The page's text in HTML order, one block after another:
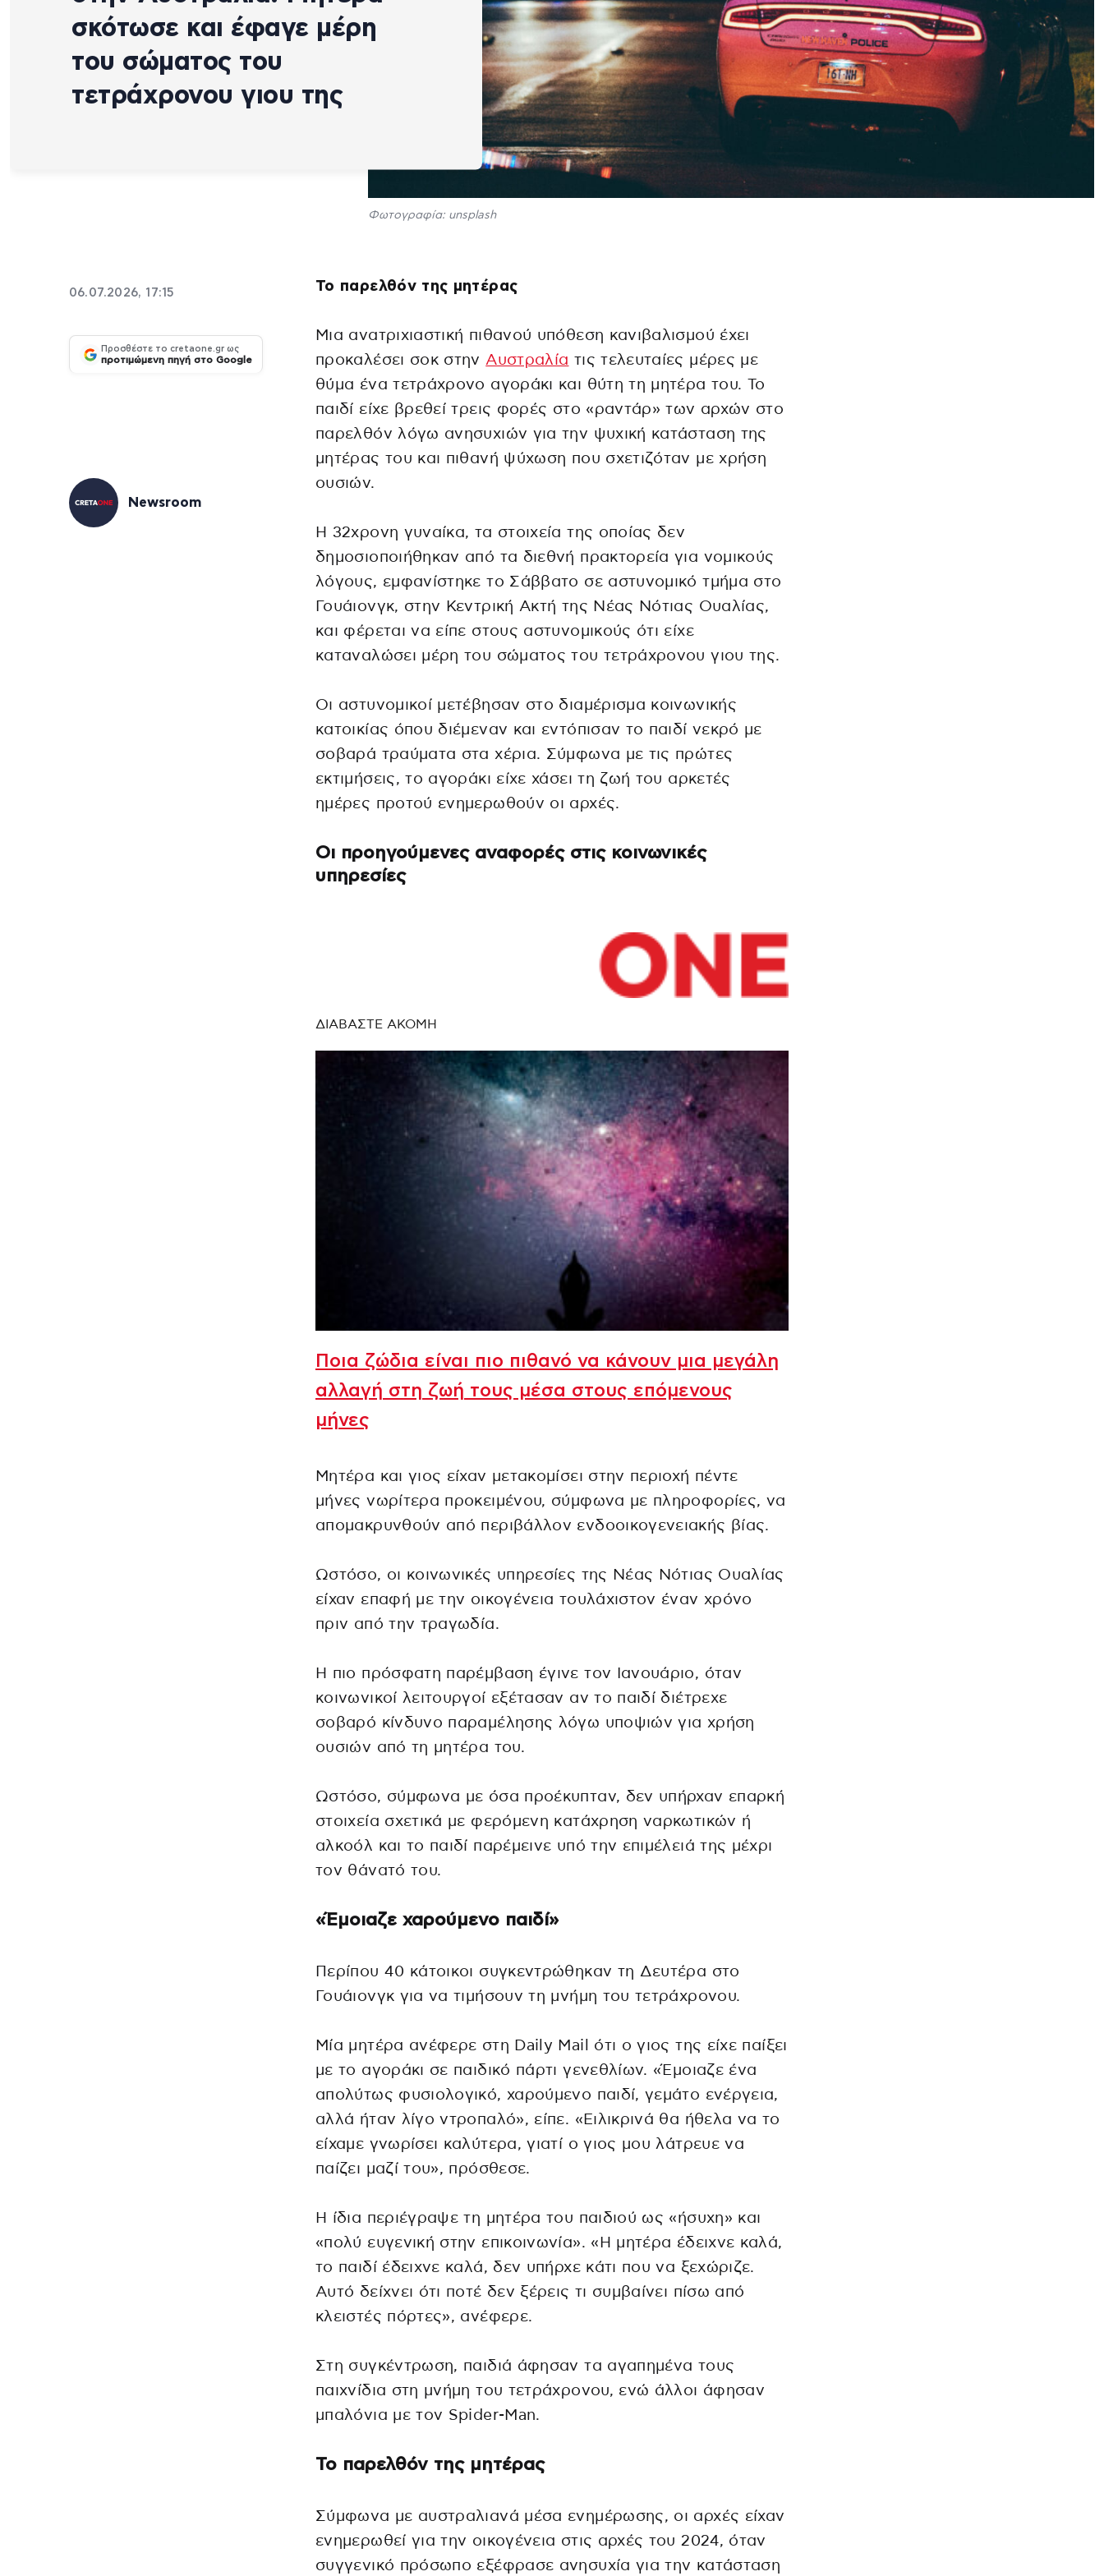
σκότωσε και έφαγε μέρη
του σώματος του
τετράχρονου γιου της
Φωτογραφία: unsplash
06.07.2026, 17:15
Προσθέστε το cretaone.gr ως
προτιμώμενη πηγή στο Google
Newsroom
Το παρελθόν της μητέρας
Μια ανατριχιαστική πιθανού υπόθεση κανιβαλισμού έχει
προκαλέσει σοκ στηνΑυστραλία τις τελευταίες μέρες με
θύμα ένα τετράχρονο αγοράκι και θύτη τη μητέρα του. Το
παιδί είχε βρεθεί τρεις φορές στο «ραντάρ» των αρχών στο
παρελθόν λόγω ανησυχιών για την ψυχική κατάσταση της
μητέρας του και πιθανή ψύχωση που σχετιζόταν με χρήση
ουσιών.
Η 32χρονη γυναίκα, τα στοιχεία της οποίας δεν
δημοσιοποιήθηκαν από τα διεθνή πρακτορεία για νομικούς
λόγους, εμφανίστηκε το Σάββατο σε αστυνομικό τμήμα στο
Γουάιονγκ, στην Κεντρική Ακτή της Νέας Νότιας Ουαλίας,
και φέρεται να είπε στους αστυνομικούς ότι είχε
καταναλώσει μέρη του σώματος του τετράχρονου γιου της.
Οι αστυνομικοί μετέβησαν στο διαμέρισμα κοινωνικής
κατοικίας όπου διέμεναν και εντόπισαν το παιδί νεκρό με
σοβαρά τραύματα στα χέρια. Σύμφωνα με τις πρώτες
εκτιμήσεις, το αγοράκι είχε χάσει τη ζωή του αρκετές
ημέρες προτού ενημερωθούν οι αρχές.
Οι προηγούμενες αναφορές στις κοινωνικές
υπηρεσίες
ΔΙΑΒΑΣΤΕ ΑΚΟΜΗ
Ποια ζώδια είναι πιο πιθανό να κάνουν μια μεγάλη
αλλαγή στη ζωή τους μέσα στους επόμενους
μήνες
Μητέρα και γιος είχαν μετακομίσει στην περιοχή πέντε
μήνες νωρίτερα προκειμένου, σύμφωνα με πληροφορίες, να
απομακρυνθούν από περιβάλλον ενδοοικογενειακής βίας.
Ωστόσο, οι κοινωνικές υπηρεσίες της Νέας Νότιας Ουαλίας
είχαν επαφή με την οικογένεια τουλάχιστον έναν χρόνο
πριν από την τραγωδία.
Η πιο πρόσφατη παρέμβαση έγινε τον Ιανουάριο, όταν
κοινωνικοί λειτουργοί εξέτασαν αν το παιδί διέτρεχε
σοβαρό κίνδυνο παραμέλησης λόγω υποψιών για χρήση
ουσιών από τη μητέρα του.
Ωστόσο, σύμφωνα με όσα προέκυπταν, δεν υπήρχαν επαρκή
στοιχεία σχετικά με φερόμενη κατάχρηση ναρκωτικών ή
αλκοόλ και το παιδί παρέμεινε υπό την επιμέλειά της μέχρι
τον θάνατό του.
«Έμοιαζε χαρούμενο παιδί»
Περίπου 40 κάτοικοι συγκεντρώθηκαν τη Δευτέρα στο
Γουάιονγκ για να τιμήσουν τη μνήμη του τετράχρονου.
Μία μητέρα ανέφερε στη Daily Mail ότι ο γιος της είχε παίξει
με το αγοράκι σε παιδικό πάρτι γενεθλίων. «Έμοιαζε ένα
απολύτως φυσιολογικό, χαρούμενο παιδί, γεμάτο ενέργεια,
αλλά ήταν λίγο ντροπαλό», είπε. «Ειλικρινά θα ήθελα να το
είχαμε γνωρίσει καλύτερα, γιατί ο γιος μου λάτρευε να
παίζει μαζί του», πρόσθεσε.
Η ίδια περιέγραψε τη μητέρα του παιδιού ως «ήσυχη» και
«πολύ ευγενική στην επικοινωνία». «Η μητέρα έδειχνε καλά,
το παιδί έδειχνε καλά, δεν υπήρχε κάτι που να ξεχώριζε.
Αυτό δείχνει ότι ποτέ δεν ξέρεις τι συμβαίνει πίσω από
κλειστές πόρτες», ανέφερε.
Στη συγκέντρωση, παιδιά άφησαν τα αγαπημένα τους
παιχνίδια στη μνήμη του τετράχρονου, ενώ άλλοι άφησαν
μπαλόνια με τον Spider-Man.
Το παρελθόν της μητέρας
Σύμφωνα με αυστραλιανά μέσα ενημέρωσης, οι αρχές είχαν
ενημερωθεί για την οικογένεια στις αρχές του 2024, όταν
συγγενικό πρόσωπο εξέφρασε ανησυχία για την κατάσταση